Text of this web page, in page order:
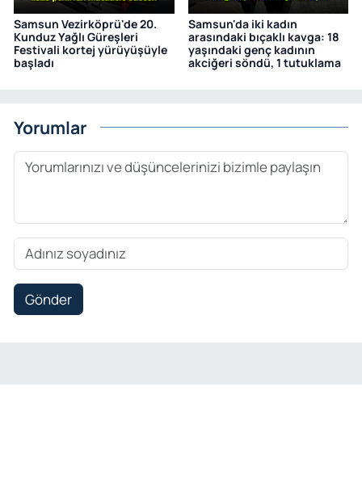
Samsun Vezirköprü'de 20.
Kunduz Yağlı Güreşleri
Festivali kortej yürüyüşüyle
başladı
Samsun'da iki kadın
arasındaki bıçaklı kavga: 18
yaşındaki genç kadının
akciğeri söndü, 1 tutuklama
Yorumlar
Gönder